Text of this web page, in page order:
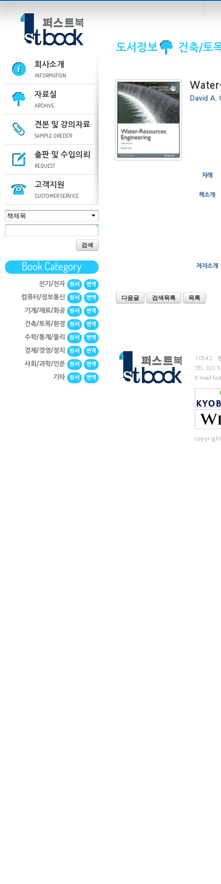
회사소개
INFORMATION
자료실
ARCHIVE
견본 및 강의자료
SAMPLE OREDER
출판 및 수입의뢰
REQUEST
고객지원
CUSTOMER SERVICE
검색
Book Category
전기/전자 원서 번역
컴퓨터/정보통신 원서 번역
기계/재료/화공 원서 번역
건축/토목/환경 원서 번역
수학/통계/물리 원서 번역
경제/경영/정치 원서 번역
사회/과학/인문 원서 번역
기타 원서 번역
도서정보 건축/토
David A.
차례
책소개
저자소개
다음글 검색목록 목록
10542
TEL.
02)
E-mail